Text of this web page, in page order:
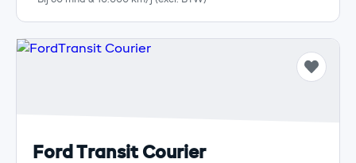
Ford Transit Courier